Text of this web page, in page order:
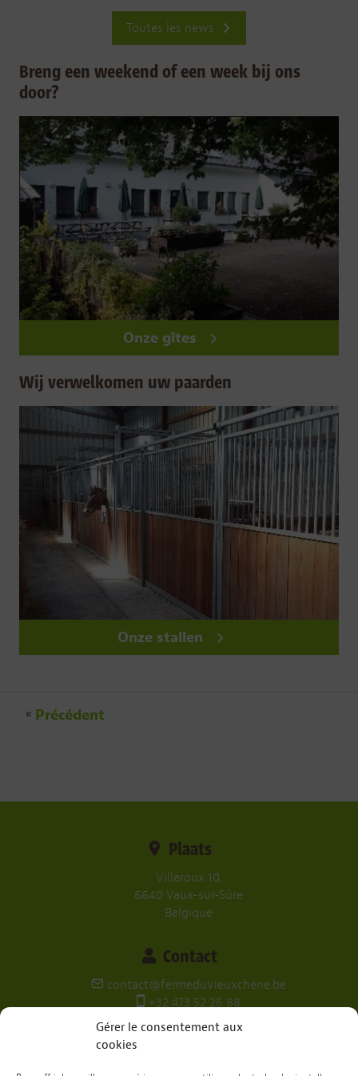
Gérer le consentement aux
cookies
Toutes les news
Breng een weekend of een week bij ons
door?
Onze gîtes
Wij verwelkomen uw paarden
Onze stallen
« Précédent
Plaats
Villeroux 10,
6640 Vaux-sur-Sûre
Belgique
Contact
contact@fermeduvieuxchene.be
+32 473 52 26 88
Sociale netwerken